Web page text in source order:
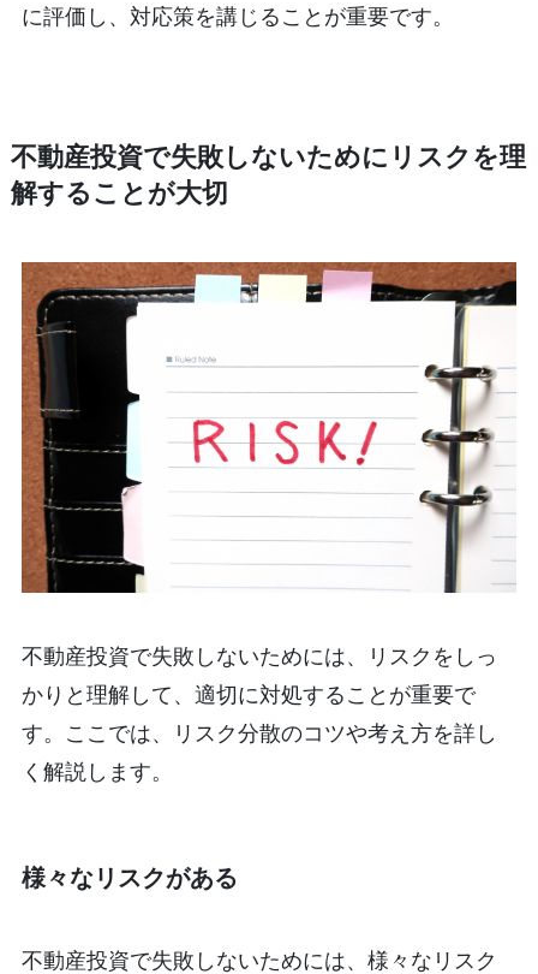
に評価し、対応策を講じることが重要です。
不動産投資で失敗しないためにリスクを理
解することが大切
不動産投資で失敗しないためには、リスクをしっ
かりと理解して、適切に対処することが重要で
す。ここでは、リスク分散のコツや考え方を詳し
く解説します。
様々なリスクがある
不動産投資で失敗しないためには、様々なリスク